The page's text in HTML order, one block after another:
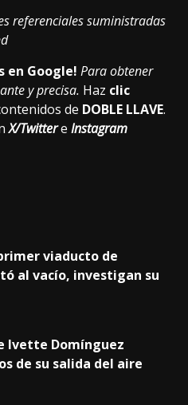
referenciales suministradas
en Google! Para obtener
y precisa. Haz clic
de DOBLE LLAVE.
X/Twittere Instagram
viaducto de
al vacío, investigan su
Ivette Domínguez
de su salida del aire